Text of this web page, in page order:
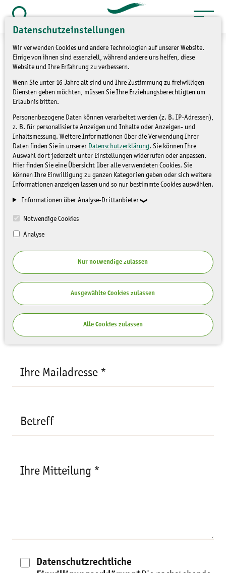
Datenschutzeinstellungen
Wir verwenden Cookies und andere Technologien auf unserer Website.
Einige von ihnen sind essenziell, während andere uns helfen, diese
Website und Ihre Erfahrung zu verbessern.
Wenn Sie unter 16 Jahre alt sind und Ihre Zustimmung zu freiwilligen
Diensten geben möchten, müssen Sie Ihre Erziehungsberechtigten um
Erlaubnis bitten.
Personenbezogene Daten können verarbeitet werden (z. B. IP-Adressen),
z. B. für personalisierte Anzeigen und Inhalte oder Anzeigen- und
Inhaltsmessung. Weitere Informationen über die Verwendung Ihrer
Daten finden Sie in unserer Datenschutzerklärung. Sie können Ihre
Auswahl dort jederzeit unter Einstellungen widerrufen oder anpassen.
Hier finden Sie eine Übersicht über alle verwendeten Cookies. Sie
können Ihre Einwilligung zu ganzen Kategorien geben oder sich weitere
Informationen anzeigen lassen und so nur bestimmte Cookies auswählen.
Informationen über Analyse-Drittanbieter
Notwendige Cookies
Analyse
Nur notwendige zulassen
Ausgewählte Cookies zulassen
Alle Cookies zulassen
Zum
springen
Suche
öffnen
Service » Kontakt » Kontaktformular
Kontaktformular
Mit Sternchen (*) gekennzeichnete Eingabefelder müssen
ausgefüllt werden.
Ihre Anfrage
Empfänger:Matthias Aust
Ihre Mailadresse *
Mailadresse
*
Betreff
Ihre Mitteilung *
Datenschutzrechtliche